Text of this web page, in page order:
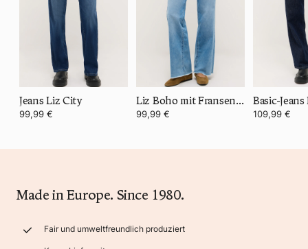
Jeans Liz City
99,99 €
Liz Boho mit Fransensaum
99,99 €
Basic-Jeans
109,99 €
Made in Europe. Since 1980.
Fair und umweltfreundlich produziert